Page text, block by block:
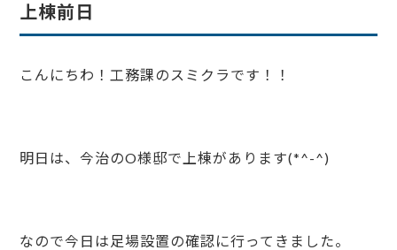
上棟前日
こんにちわ！工務課のスミクラです！！
明日は、今治のO様邸で上棟があります(*^-^)
なので今日は足場設置の確認に行ってきました。